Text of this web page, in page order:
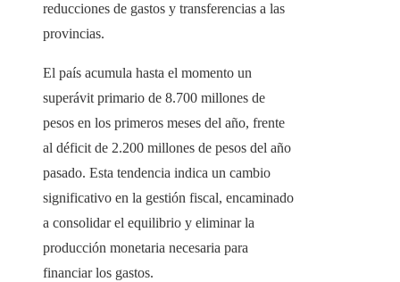
reducciones de gastos y transferencias a las
provincias.
El país acumula hasta el momento un
superávit primario de 8.700 millones de
pesos en los primeros meses del año, frente
al déficit de 2.200 millones de pesos del año
pasado. Esta tendencia indica un cambio
significativo en la gestión fiscal, encaminado
a consolidar el equilibrio y eliminar la
producción monetaria necesaria para
financiar los gastos.